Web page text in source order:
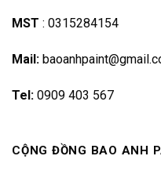
MST : 0315284154
Mail:
Tel: 0909 403 567
CỘNG ĐỒNG BAO ANH